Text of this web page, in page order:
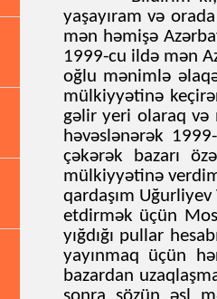
yaşayıram və
mən həmişə
1999-cu ildə mən
oğlu mənimlə
mülkiyyətinə
gəlir yeri olaraq və
həvəslənərək
çəkərək bazarı
mülkiyyətinə
qardaşım
etdirmək üçün
yığdığı pullar
yayınmaq üçün
bazardan